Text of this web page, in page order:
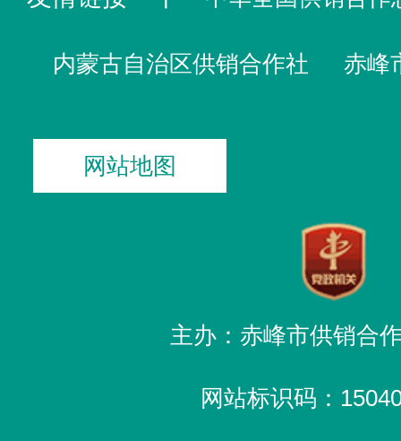
内蒙古自治区供销合作社 赤峰
网站地图
主办：赤峰市供销合
网站标识码：